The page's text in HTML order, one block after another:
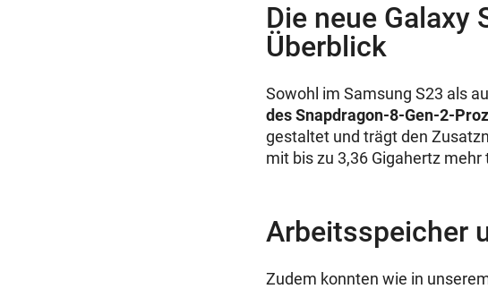
Die neue Galaxy
Überblick
Sowohl im Samsung S23 als
des Snapdragon-8-Gen-2-
gestaltet und trägt den
mit bis zu 3,36 Gigahertz
Arbeitsspeicher
Zudem konnten wie in